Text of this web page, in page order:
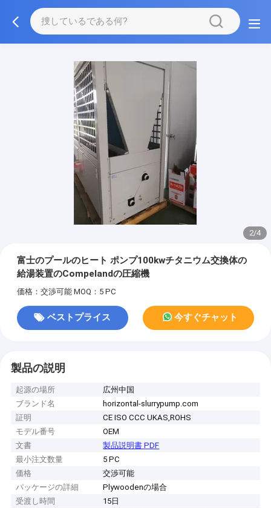
2/4
富士のプールのヒート ポンプ100kwチタニウム交換体の
給湯装置のCompelandの圧縮機
価格：交渉可能 MOQ：5 PC
ベストプライス 今すぐチャット
製品の説明
起源の場所
広州中国
ブランド名
horizontal-slurrypump.com
証明
CE ISO CCC UKAS,ROHS
モデル番号
OEM
文書
製品説明書 PDF
最小注文数量
5 PC
価格
交渉可能
パッケージの詳細
Plywoodenの場合
受渡し時間
15日